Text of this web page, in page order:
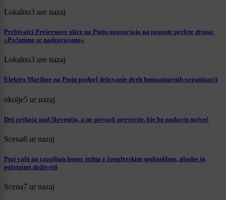
Lokalno3 ure nazaj
Prebivalci Prešernove ulice na Ptuju opozarjajo na pogoste prelete drona:
»Počutimo se nadzorovane«
Lokalno3 ure nazaj
Elektro Maribor na Ptuju podprl delovanje dveh humanitarnih organizacij
okolje5 ur nazaj
Dež prihaja nad Slovenijo, a ne povsod: preverite, kje bo padavin največ
Scena6 ur nazaj
Ptuj vabi na razgiban konec tedna z žonglerskim spektaklom, glasbo in
poletnimi doživetji
Scena7 ur nazaj